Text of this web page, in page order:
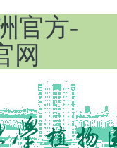
官方-
网